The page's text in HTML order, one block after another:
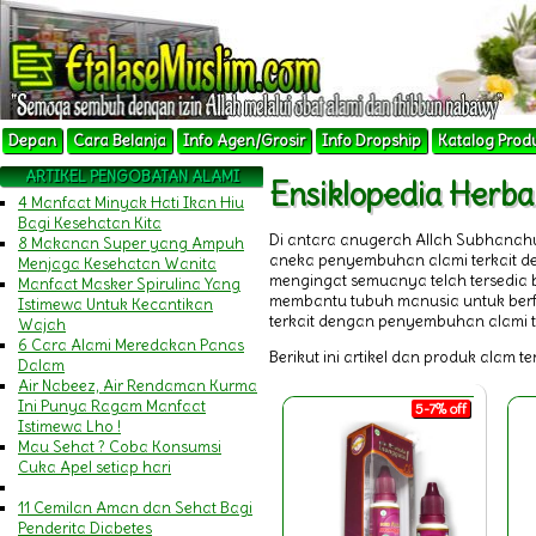
Depan Cara Belanja Info Agen/Grosir Info Dropship
Katalog
ARTIKEL PENGOBATAN ALAMI
4 Manfaat Minyak Hati Ikan Hiu
Bagi Kesehatan Kita
8 Makanan Super yang Ampuh
Menjaga Kesehatan Wanita
Manfaat Masker Spirulina Yang
Istimewa Untuk Kecantikan
Wajah
6 Cara Alami Meredakan Panas
Dalam
Air Nabeez, Air Rendaman Kurma
Ini Punya Ragam Manfaat
Istimewa Lho !
Mau Sehat ? Coba Konsumsi
Cuka Apel setiap hari
11 Cemilan Aman dan Sehat Bagi
Penderita Diabetes
Ensiklopedia
Di antara anugerah Allah
aneka penyembuhan alami terkait
mengingat semuanya telah
membantu tubuh manusia untuk
terkait dengan penyembuhan alami
Berikut ini artikel dan produk alam
5-7% off